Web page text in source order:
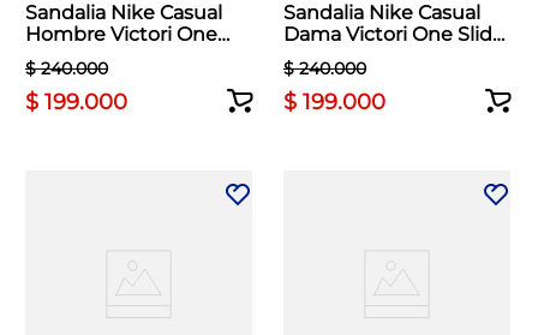
Sandalia Nike Casual
Hombre Victori One
Slide Negro
$ 240.000
$ 199.000
Sandalia Nike Casual
Dama Victori One Slide
Blanco
$ 240.000
$ 199.000